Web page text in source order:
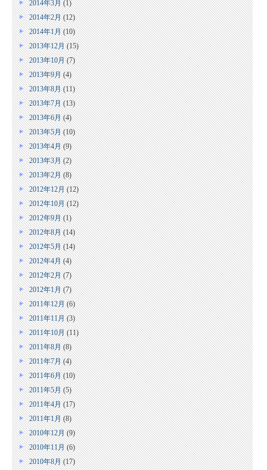
2014年3月(1)
2014年2月(12)
2014年1月(10)
2013年12月(15)
2013年10月(7)
2013年9月(4)
2013年8月(11)
2013年7月(13)
2013年6月(4)
2013年5月(10)
2013年4月(9)
2013年3月(2)
2013年2月(8)
2012年12月(12)
2012年10月(12)
2012年9月(1)
2012年8月(14)
2012年5月(14)
2012年4月(4)
2012年2月(7)
2012年1月(7)
2011年12月(6)
2011年11月(3)
2011年10月(11)
2011年8月(8)
2011年7月(4)
2011年6月(10)
2011年5月(5)
2011年4月(17)
2011年1月(8)
2010年12月(9)
2010年11月(6)
2010年8月(17)